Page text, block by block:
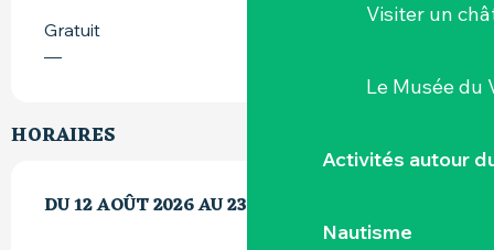
Visiter un
Le Musée du
Activités autour
Nautisme
Gratuit
—
HORAIRES
DU12 AOÛT 2026AU23 AOÛT 2026
DU12 AOÛT 2026AU23 AOÛT 2026